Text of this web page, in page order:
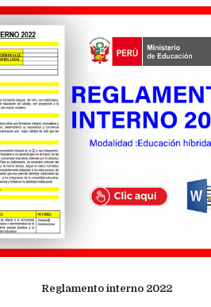
Reglamento interno 2022